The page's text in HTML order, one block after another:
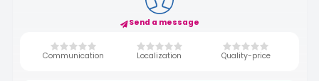
Send a message
Communication Localization Quality-price